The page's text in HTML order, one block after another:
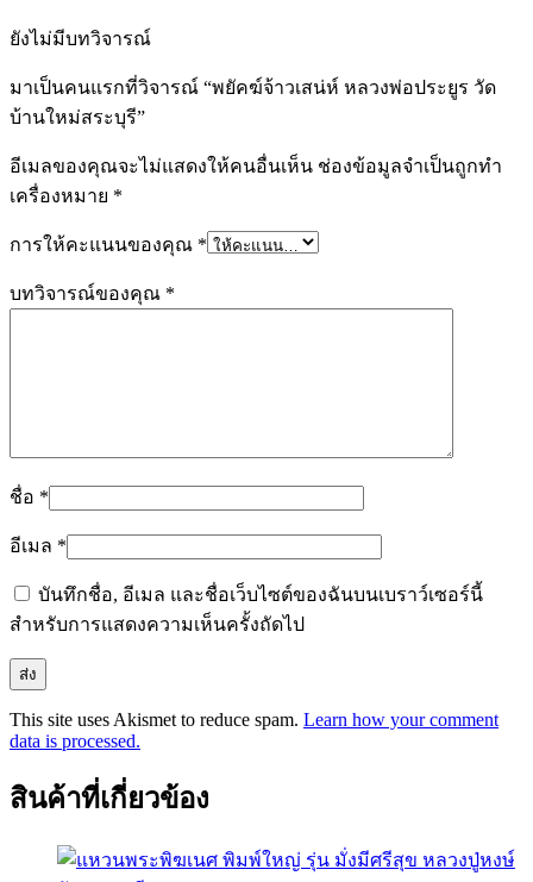
ยังไม่มีบทวิจารณ์
มาเป็นคนแรกที่วิจารณ์ “พยัคฆ์จ้าวเสน่ห์ หลวงพ่อประยูร วัด
บ้านใหม่สระบุรี”
อีเมลของคุณจะไม่แสดงให้คนอื่นเห็น ช่องข้อมูลจำเป็นถูกทำ
เครื่องหมาย *
การให้คะแนนของคุณ *
บทวิจารณ์ของคุณ *
ชื่อ *
อีเมล *
บันทึกชื่อ, อีเมล และชื่อเว็บไซต์ของฉันบนเบราว์เซอร์นี้
สำหรับการแสดงความเห็นครั้งถัดไป
This site uses Akismet to reduce spam. Learn how your comment
data is processed.
สินค้าที่เกี่ยวข้อง